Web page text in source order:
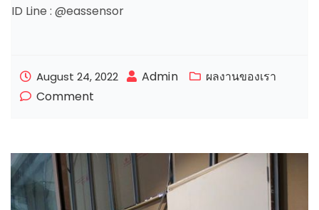
ID Line : @eassensor
August 24, 2022 Admin
ผลงานของเรา
Comment